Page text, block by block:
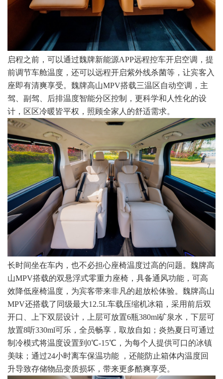
启程之前，可以通过魏牌新能源APP远程控车开启空调，提
前调节车舱温度，还可以远程开启紫外线杀菌等，让宾客入
座即有清爽享受。魏牌高山MPV搭载三温区自动空调，主
驾、副驾、后排温度智能分区控制，更科学和人性化的设
计，区区冷暖皆平权，照顾全家人的舒适需求。
长时间坐在车内，也不必担心座椅温度过高的问题。魏牌高
山MPV搭载的双悬浮式零重力座椅，具备通风功能，可高
效降低座椅温度，为宾客带来非凡的超放松体验。魏牌高山
MPV还搭载了同级最大12.5L车载压缩机冰箱，采用前后双
开口、上下双层设计，上层可放置6瓶380ml矿泉水，下层可
放置8听330ml可乐，全员畅享，取放自如；炎热夏日可通过
制冷模式将温度设置到0℃-15℃，为每个人提供可口的冰镇
美味；通过24小时离车保温功能 ，还能防止箱体内温度回
升导致存储物品变质损坏，带来更多酷爽享受。